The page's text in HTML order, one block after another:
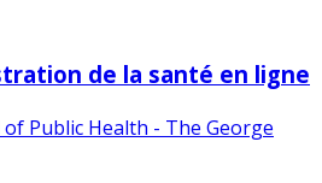
de la santé en ligne
Public Health - The George